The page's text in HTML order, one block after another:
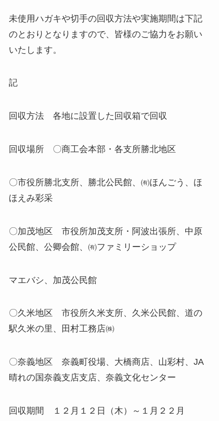
未使用ハガキや切手の回収方法や実施期間は下記
のとおりとなりますので、皆様のご協力をお願い
いたします。
記
回収方法 各地に設置した回収箱で回収
回収場所 〇商工会本部・各支所勝北地区
〇市役所勝北支所、勝北公民館、㈲ほんごう、ほ
ほえみ彩采
〇加茂地区 市役所加茂支所・阿波出張所、中原
公民館、公卿会館、㈲ファミリーショップ
マエバシ、加茂公民館
〇久米地区 市役所久米支所、久米公民館、道の
駅久米の里、田村工務店㈱
〇奈義地区 奈義町役場、大橋商店、山彩村、JA
晴れの国奈義支店支店、奈義文化センター
回収期間 １２月１２日（木）～１月２２月